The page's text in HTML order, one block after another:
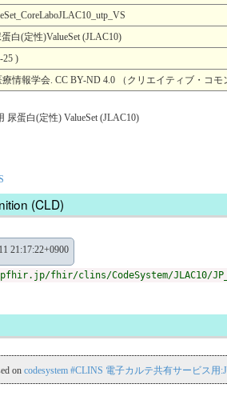
⽩(定性)ValueSet (JLAC10)
25 )
療情報学会. CC BY-ND 4.0 （クリエイティブ・コ
蛋⽩(定性) ValueSet (JLAC10)
(CLD)
21:17:22+0900
fhir/clins/CodeSystem/JLAC10/
on codesystem #CLINS 電子カルテ共有サービス用